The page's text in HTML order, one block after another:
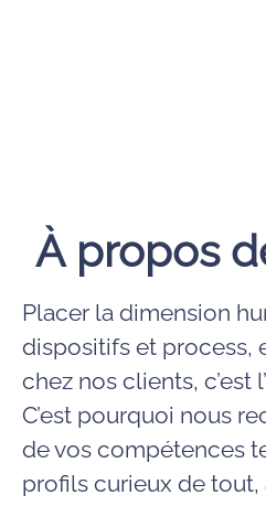
À propos
Placer la dimension
dispositifs et process,
chez nos clients, c’est
C’est pourquoi nous
de vos compétences
profils curieux de tout,